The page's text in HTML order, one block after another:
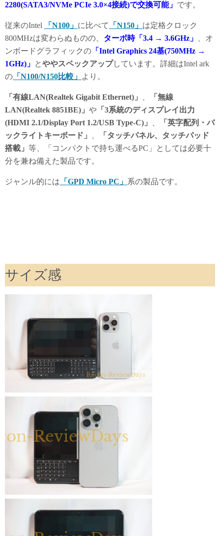
電源 USB Type-C 45W入力で充電(USB PD
PSEマーク 藤井商事合同会社(充電器記載)
右側面: USB Type-C USB 3.0/
付属品 本体、ケース、マグネット対応スタ
保証 メーカー1年間保証
2280(SATA3/NVMe PCIe 3.0×4接続)で交換可能」 です。
従来のIntel 「N100」 に比べて 「N150」 は定格クロック
800MHzは変わらぬものの、 ターボ時「3.4 → 3.6GHz」
、オ
ンボードグラフィックの 「Intel Graphics 24基(750MHz →
1GHz)」 とややスペックアップしています。詳細はIntel ark
の 「N100/N150比較」 より。
「有線LAN(Realtek Gigabit Ethernet)」
「無線
LAN(Realtek 8851BE)」 や 「3系統のディスプレイ出力
(HDMI 2.1/Display Port 1.2/USB Type-C)」
「英字配列・バ
ックライトキーボード」
「タッチパネル、タッチパッド
搭載」 等、「コンパクトで持ち運べるPC」としては必要十
分を兼ね備えた製品です。
ジャンル的には 「GPD Micro PC」 系の製品です。
サイズ感